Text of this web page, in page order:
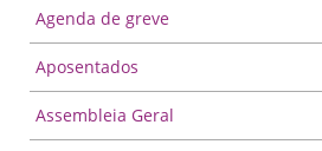
Agenda de greve
Aposentados
Assembleia Geral